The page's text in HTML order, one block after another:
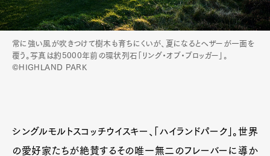
Art&DesignWatchFashion
ProductCultureLifestyle
Official Columnist
About
Contact
常に強い風が吹きつけて樹木も育ちにくいが、夏になるとヘザーが一面を
覆う。写真は約5000年前の環状列石「リング・オブ・ブロッガー」。
©HIGHLAND PARK
シングルモルトスコッチウイスキー、「ハイランドパーク」。世界
の愛好家たちが絶賛するその唯一無二のフレーバーに導か